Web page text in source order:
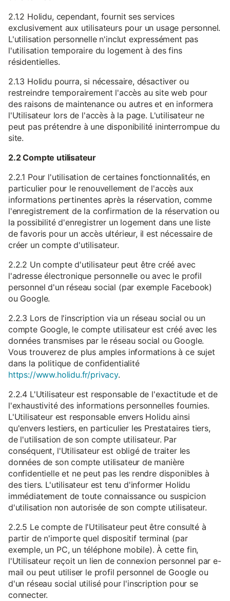
2.1.2 Holidu, cependant, fournit ses services
exclusivement aux utilisateurs pour un usage personnel.
L'utilisation personnelle n'inclut expressément pas
l'utilisation temporaire du logement à des fins
résidentielles.
2.1.3 Holidu pourra, si nécessaire, désactiver ou
restreindre temporairement l'accès au site web pour
des raisons de maintenance ou autres et en informera
l'Utilisateur lors de l'accès à la page. L'utilisateur ne
peut pas prétendre à une disponibilité ininterrompue du
site.
2.2 Compte utilisateur
2.2.1 Pour l'utilisation de certaines fonctionnalités, en
particulier pour le renouvellement de l'accès aux
informations pertinentes après la réservation, comme
l'enregistrement de la confirmation de la réservation ou
la possibilité d'enregistrer un logement dans une liste
de favoris pour un accès ultérieur, il est nécessaire de
créer un compte d'utilisateur.
2.2.2 Un compte d'utilisateur peut être créé avec
l'adresse électronique personnelle ou avec le profil
personnel d'un réseau social (par exemple Facebook)
ou Google.
2.2.3 Lors de l'inscription via un réseau social ou un
compte Google, le compte utilisateur est créé avec les
données transmises par le réseau social ou Google.
Vous trouverez de plus amples informations à ce sujet
dans la politique de confidentialité
https://www.holidu.fr/privacy.
2.2.4 L'Utilisateur est responsable de l'exactitude et de
l'exhaustivité des informations personnelles fournies.
L'Utilisateur est responsable envers Holidu ainsi
qu'envers lestiers, en particulier les Prestataires tiers,
de l'utilisation de son compte utilisateur. Par
conséquent, l'Utilisateur est obligé de traiter les
données de son compte utilisateur de manière
confidentielle et ne peut pas les rendre disponibles à
des tiers. L'utilisateur est tenu d'informer Holidu
immédiatement de toute connaissance ou suspicion
d'utilisation non autorisée de son compte utilisateur.
2.2.5 Le compte de l'Utilisateur peut être consulté à
partir de n'importe quel dispositif terminal (par
exemple, un PC, un téléphone mobile). À cette fin,
l'Utilisateur reçoit un lien de connexion personnel par e-
mail ou peut utiliser le profil personnel de Google ou
d'un réseau social utilisé pour l'inscription pour se
connecter.